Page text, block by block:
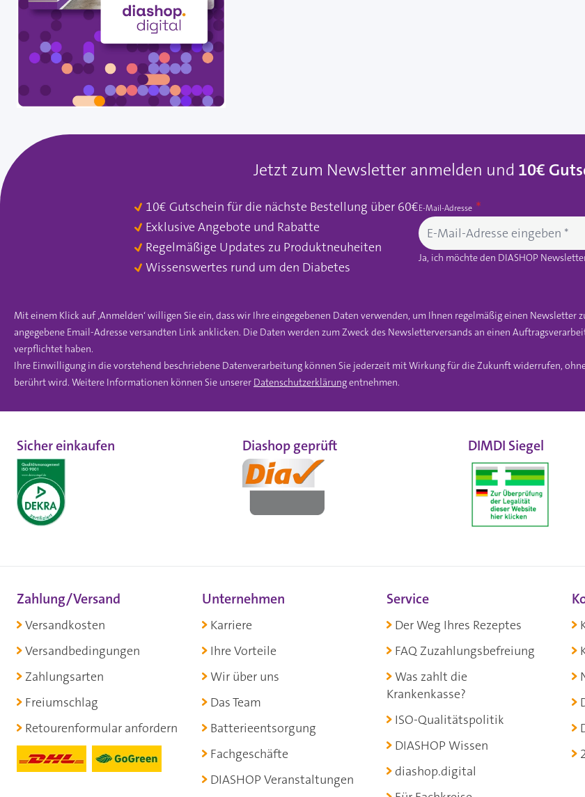
Jetzt zum Newsletter anmelden und 10€
10€ Gutschein für die nächste Bestellung über 60€
Exklusive Angebote und Rabatte
Regelmäßige Updates zu Produktneuheiten
Wissenswertes rund um den Diabetes
E-Mail-Adresse
Ja, ich möchte den DIASHOP
Mit einem Klick auf ‚Anmelden‘ willigen Sie ein, dass wir Ihre eingegebenen Daten verwenden, um Ihnen regelmäßig einen Newsletter
angegebene Email-Adresse versandten Link anklicken. Die Daten werden zum Zweck des Newsletterversands an einen
verpflichtet haben.
Ihre Einwilligung in die vorstehend beschriebene Datenverarbeitung können Sie jederzeit mit Wirkung für die Zukunft widerrufen,
berührt wird. Weitere Informationen können Sie unserer Datenschutzerklärungentnehmen.
Sicher einkaufen Diashop geprüft DIMDI Siegel
Zahlung/Versand
Versandkosten
Versandbedingungen
Zahlungsarten
Freiumschlag
Retourenformular anfordern
Unternehmen
Karriere
Ihre Vorteile
Wir über uns
Das Team
Batterieentsorgung
Fachgeschäfte
DIASHOP Veranstaltungen
Service
Der Weg Ihres Rezeptes
FAQ Zuzahlungsbefreiung
Was zahlt die
Krankenkasse?
ISO-Qualitätspolitik
DIASHOP Wissen
diashop.digital